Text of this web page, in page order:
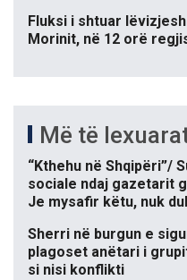
Fluksi i shtuar
Morinit, në 12 orë
Më të
“Kthehu në Shqipëri”/
sociale ndaj gazetarit
Je mysafir këtu, nuk
Sherri në burgun e
plagoset anëtari i
si nisi konflikti